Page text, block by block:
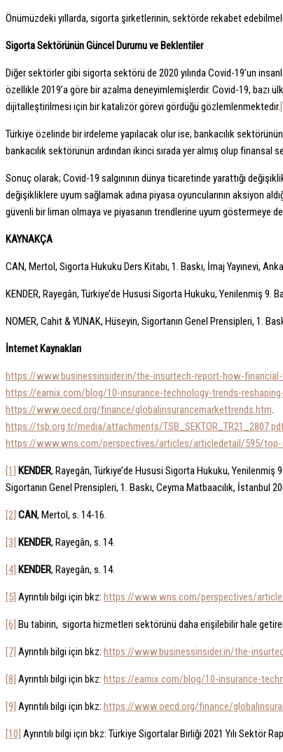
Önümüzdeki yıllarda, sigorta şirketlerinin, sektörde rekabet
Sigorta Sektörünün Güncel Durumu ve Beklentiler
Diğer sektörler gibi sigorta sektörü de 2020 yılında Covid-19’un
özellikle 2019’a göre bir azalma deneyimlemişlerdir. Covid-19,
dijitalleştirilmesi için bir katalizör görevi gördüğü gözlemlenmektedir.
Türkiye özelinde bir irdeleme yapılacak olur ise; bankacılık
bankacılık sektörünün ardından ikinci sırada yer almış olup finansal
Sonuç olarak; Covid-19 salgınının dünya ticaretinde yarattığı
değişikliklere uyum sağlamak adına piyasa oyuncularının aksiyon
güvenli bir liman olmaya ve piyasanın trendlerine uyum göstermeye
KAYNAKÇA
CAN, Mertol, Sigorta Hukuku Ders Kitabı, 1. Baskı, İmaj Yayınevi,
KENDER, Rayegân, Türkiye’de Hususi Sigorta Hukuku, Yenilenmiş 9.
NOMER, Cahit & YUNAK, Hüseyin, Sigortanın Genel Prensipleri, 1.
İnternet Kaynakları
https://www.businessinsider.in/the-insurtech-report-how-
https://earnix.com/blog/10-insurance-technology-trends-
https://www.oecd.org/finance/globalinsurancemarkettrends.htm.
https://tsb.org.tr/media/attachments/
https://www.wns.com/perspectives/articles/articledetail/595/top-
[1] KENDER, Rayegân, Türkiye’de Hususi Sigorta Hukuku, Yenilenmiş
Sigortanın Genel Prensipleri, 1. Baskı, Ceyma Matbaacılık, İstanbul
[2] CAN, Mertol, s. 14-16.
[3] KENDER, Rayegân, s. 14.
[4] KENDER, Rayegân, s. 14.
[5] Ayrıntılı bilgi için bkz: https://www.wns.com/perspectives/
[6] Bu tabirin, sigorta hizmetleri sektörünü daha erişilebilir hale
[7] Ayrıntılı bilgi için bkz: https://www.businessinsider.in/the-
[8] Ayrıntılı bilgi için bkz: https://earnix.com/blog/10-insurance-
[9] Ayrıntılı bilgi için bkz: https://www.oecd.org/finance/
[10] Ayrıntılı bilgi için bkz: Türkiye Sigortalar Birliği 2021 Yılı Sektör